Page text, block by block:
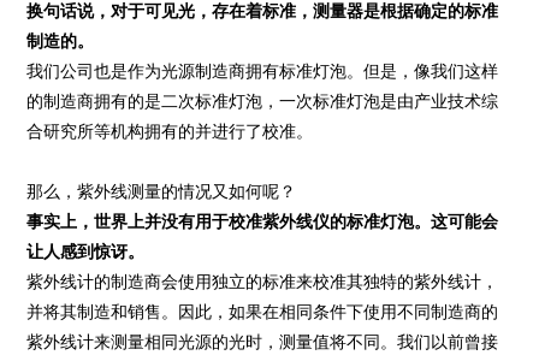
换句话说，对于可见光，存在着标准，测量器是根据确定的标准
制造的。
我们公司也是作为光源制造商拥有标准灯泡。但是，像我们这样
的制造商拥有的是二次标准灯泡，一次标准灯泡是由产业技术综
合研究所等机构拥有的并进行了校准。
那么，紫外线测量的情况又如何呢？
事实上，世界上并没有用于校准紫外线仪的标准灯泡。这可能会
让人感到惊讶。
紫外线计的制造商会使用独立的标准来校准其独特的紫外线计，
并将其制造和销售。因此，如果在相同条件下使用不同制造商的
紫外线计来测量相同光源的光时，测量值将不同。我们以前曾接